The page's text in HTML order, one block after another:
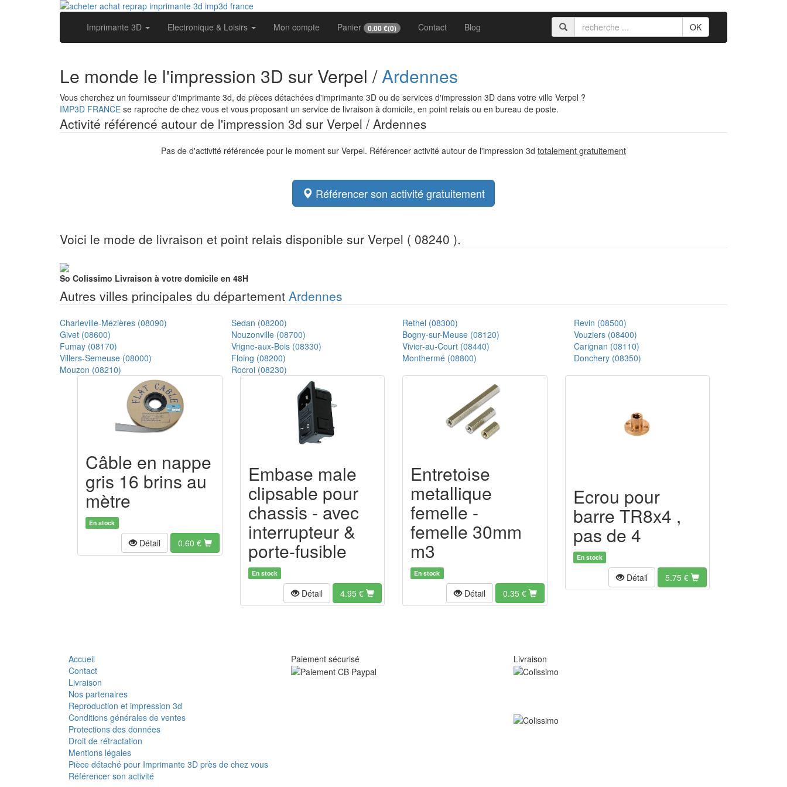
Imprimante 3D Electronique & Loisirs Mon compte Panier 0.00 €(0) Contact Blog OK
Le monde le l'impression 3D sur Verpel /Ardennes
Vous cherchez un fournisseur d'imprimante 3d, de pièces détachées d'imprimante 3D ou de services d'impression 3D dans votre ville Verpel ?
IMP3D FRANCE se raproche de chez vous et vous proposant un service de livraison à domicile, en point relais ou en bureau de poste.
Activité référencé autour de l'impression 3d sur Verpel / Ardennes
Pas de d'activité référencée pour le moment sur Verpel. Référencer activité autour de l'impression 3d totalement gratuitement
Référencer son activité gratuitement
Voici le mode de livraison et point relais disponible sur Verpel ( 08240 ).
So Colissimo Livraison à votre domicile en 48H
Autres villes principales du département Ardennes
Charleville-Mézières (08090) Sedan (08200) Rethel (08300)
Revin (08500)
Givet (08600)
Nouzonville (08700) Bogny-sur-Meuse (08120)
Vouziers (08400)
Fumay (08170)
Vrigne-aux-Bois (08330) Vivier-au-Court (08440)
Carignan (08110)
Villers-Semeuse (08000)
Floing (08200) Monthermé (08800)
Donchery (08350)
Mouzon (08210)
Rocroi (08230)
Câble en nappe
gris 16 brins au
mètre
En stock
Détail 0.60 €
Embase male
clipsable pour
chassis - avec
interrupteur &
porte-fusible
En stock
Détail 4.95 €
Entretoise
metallique
femelle -
femelle 30mm
m3
En stock
Détail 0.35 €
Ecrou pour
barre TR8x4 ,
pas de 4
En stock
Détail 5.75 €
Accueil
Contact
Livraison
Nos partenaires
Reproduction et impression 3d
Conditions générales de ventes
Protections des données
Droit de rétractation
Mentions légales
Pièce détaché pour Imprimante 3D près de chez vous
Référencer son activité
Paiement sécurisé Livraison